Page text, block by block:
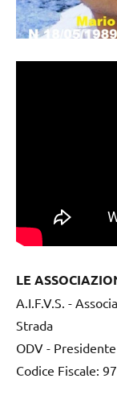
LE
A.I.F.V.S. -
Strada
ODV -
Codice Fiscale: